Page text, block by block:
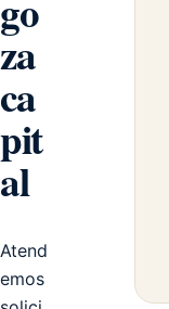
go
za
ca
pit
al
Atend
emos